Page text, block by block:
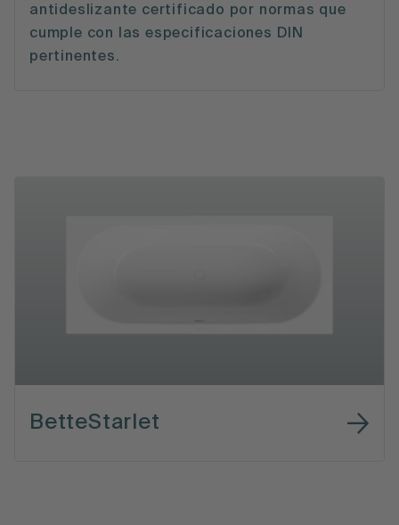
antideslizante certificado por normas que
cumple con las especificaciones DIN
pertinentes.
BetteStarlet